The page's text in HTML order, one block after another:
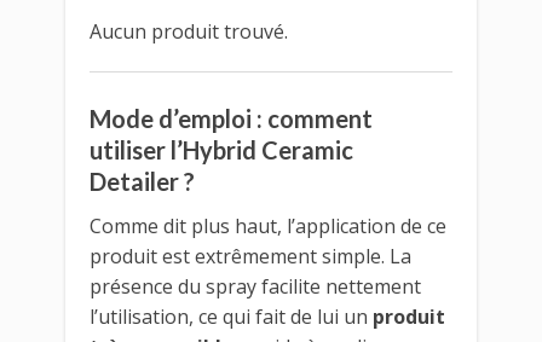
Aucun produit trouvé.
Mode d’emploi : comment
utiliser l’Hybrid Ceramic
Detailer ?
Comme dit plus haut, l’application de ce
produit est extrêmement simple. La
présence du spray facilite nettement
l’utilisation, ce qui fait de lui un produit